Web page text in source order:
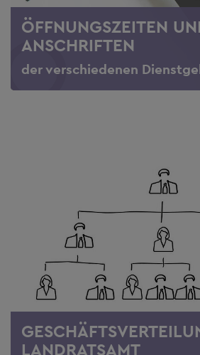
ÖFFNUNGSZEITEN
ANSCHRIFTEN
der verschiedenen
LANDRATSAMT